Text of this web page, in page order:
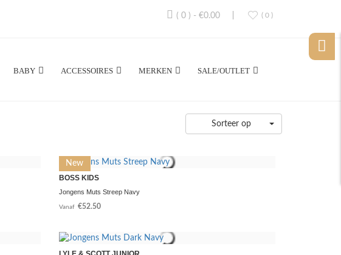
( 0 )
( 0 ) - €0.00
BABY ACCESSOIRES MERKEN SALE/OUTLET
Sorteer op
New
BOSS KIDS
Jongens Muts Streep Navy
Vanaf €52.50